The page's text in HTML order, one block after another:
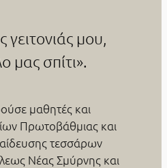
μου,
μας σπίτι».
μαθητές και
Πρωτοβάθμιας και
τεσσάρων
Νέας Σμύρνης και